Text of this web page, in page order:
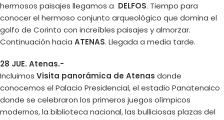
hermosos paisajes llegamos a DELFOS. Tiempo para
conocer el hermoso conjunto arqueológico que domina el
golfo de Corinto con increíbles paisajes y almorzar.
Continuación hacia ATENAS. Llegada a media tarde.
28 JUE. Atenas.-
Incluimos Visita panorámica de Atenas donde
conocemos el Palacio Presidencial, el estadio Panatenaico
donde se celebraron los primeros juegos olímpicos
modernos, la biblioteca nacional, las bulliciosas plazas del